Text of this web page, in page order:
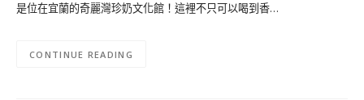
是位在宜蘭的奇麗灣珍奶文化館！這裡不只可以喝到香…
CONTINUE READING